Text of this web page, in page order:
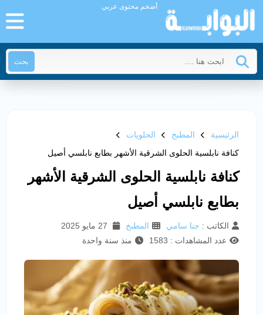
أضخم محتوى عربي
بحث
الرئيسية المطبخ
الحلويات
كنافة نابلسية الحلوى الشرقية الأشهر بطابع نابلسي أصيل
كنافة نابلسية الحلوى الشرقية الأشهر
بطابع نابلسي أصيل
الكاتب : جنا سامي المطبخ
عدد المشاهدات : 1583
منذ سنة واحدة